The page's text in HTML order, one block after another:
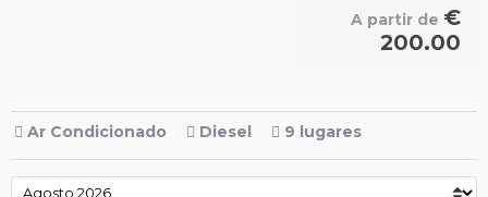
A partir de €
200.00
Ar Condicionado Diesel 9 lugares